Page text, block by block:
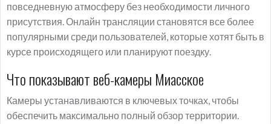
повседневную атмосферу без необходимости личного
присутствия. Онлайн трансляции становятся все более
популярными среди пользователей, которые хотят быть в
курсе происходящего или планируют поездку.
Что показывают веб-камеры Миасское
Камеры устанавливаются в ключевых точках, чтобы
обеспечить максимально полный обзор территории.